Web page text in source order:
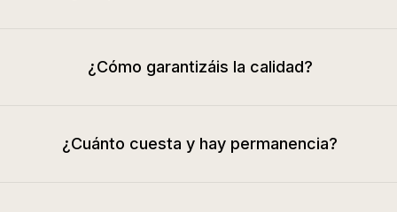
¿Cómo garantizáis la calidad?
¿Cuánto cuesta y hay permanencia?